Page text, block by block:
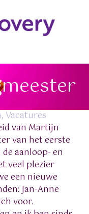
, Vacatures
van Martijn
van het eerste
aanloop- en
veel plezier
een nieuwe
Jan-Anne
voor.